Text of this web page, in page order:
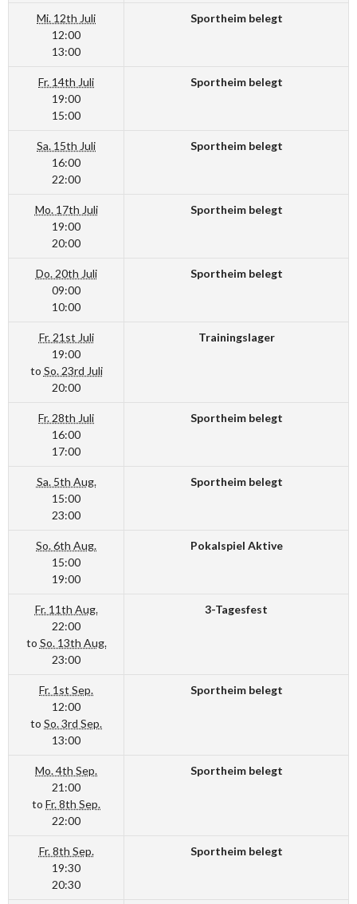
Mi. 12th Juli
12:00
13:00
Sportheim belegt
Fr. 14th Juli
19:00
15:00
Sportheim belegt
Sa. 15th Juli
16:00
22:00
Sportheim belegt
Mo. 17th Juli
19:00
20:00
Sportheim belegt
Do. 20th Juli
09:00
10:00
Sportheim belegt
Fr. 21st Juli
19:00
to So. 23rd Juli
20:00
Trainingslager
Fr. 28th Juli
16:00
17:00
Sportheim belegt
Sa. 5th Aug.
15:00
23:00
Sportheim belegt
So. 6th Aug.
15:00
19:00
Pokalspiel Aktive
Fr. 11th Aug.
22:00
to So. 13th Aug.
23:00
3-Tagesfest
Fr. 1st Sep.
12:00
to So. 3rd Sep.
13:00
Sportheim belegt
Mo. 4th Sep.
21:00
to Fr. 8th Sep.
22:00
Sportheim belegt
Fr. 8th Sep.
19:30
20:30
Sportheim belegt